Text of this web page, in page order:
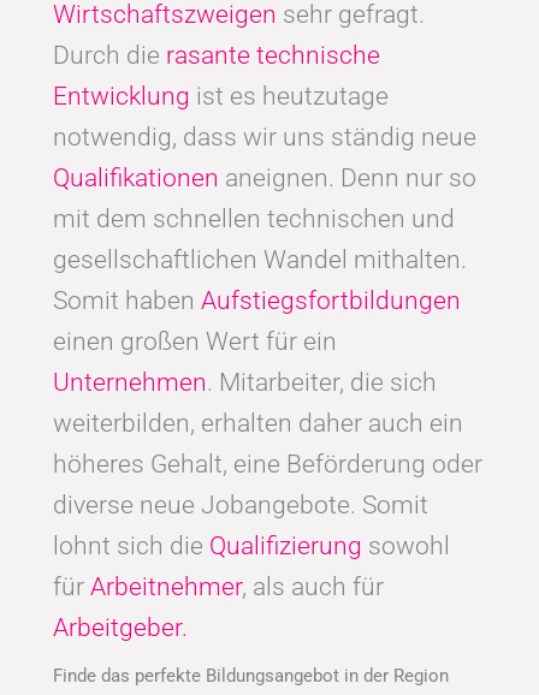
Wirtschaftszweigen sehr gefragt.
Durch die rasante technische
Entwicklung ist es heutzutage
notwendig, dass wir uns ständig neue
Qualifikationen aneignen. Denn nur so
mit dem schnellen technischen und
gesellschaftlichen Wandel mithalten.
Somit haben Aufstiegsfortbildungen
einen großen Wert für ein
Unternehmen. Mitarbeiter, die sich
weiterbilden, erhalten daher auch ein
höheres Gehalt, eine Beförderung oder
diverse neue Jobangebote. Somit
lohnt sich die Qualifizierung sowohl
für Arbeitnehmer, als auch für
Arbeitgeber.
Finde das perfekte Bildungsangebot in der Region